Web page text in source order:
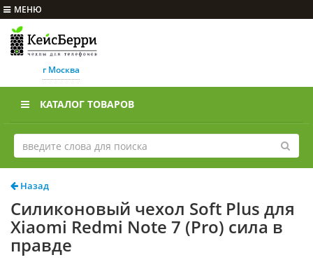
МЕНЮ
г Москва
КАТАЛОГ ТОВАРОВ
Назад
Силиконовый чехол Soft Plus для
Xiaomi Redmi Note 7 (Pro) сила в
правде